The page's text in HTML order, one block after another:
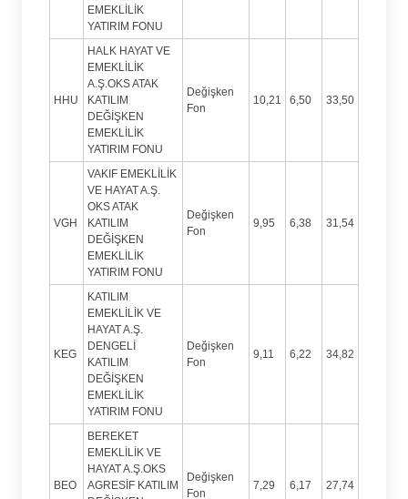
EMEKLİLİK
YATIRIM FONU
HHU
HALK HAYAT VE
EMEKLİLİK
A.Ş.OKS ATAK
KATILIM
DEĞİŞKEN
EMEKLİLİK
YATIRIM FONU
Değişken
Fon
10,21 6,50 33,50
VGH
VAKIF EMEKLİLİK
VE HAYAT A.Ş.
OKS ATAK
KATILIM
DEĞİŞKEN
EMEKLİLİK
YATIRIM FONU
Değişken
Fon
9,95 6,38 31,54
KEG
KATILIM
EMEKLİLİK VE
HAYAT A.Ş.
DENGELİ
KATILIM
DEĞİŞKEN
EMEKLİLİK
YATIRIM FONU
Değişken
Fon
9,11 6,22 34,82
BEO
BEREKET
EMEKLİLİK VE
HAYAT A.Ş.OKS
AGRESİF KATILIM
Değişken
Fon
7,29 6,17 27,74